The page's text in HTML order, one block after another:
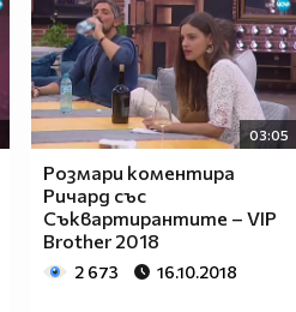
03:05
Розмари коментира
Ричард със
Съквартирантите – VIP
Brother 2018
2 673 16.10.2018